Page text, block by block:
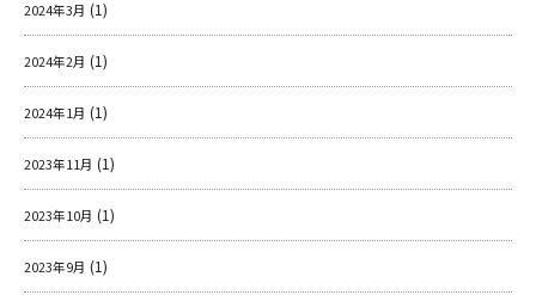
2024年3月 (1)
2024年2月 (1)
2024年1月 (1)
2023年11月 (1)
2023年10月 (1)
2023年9月 (1)